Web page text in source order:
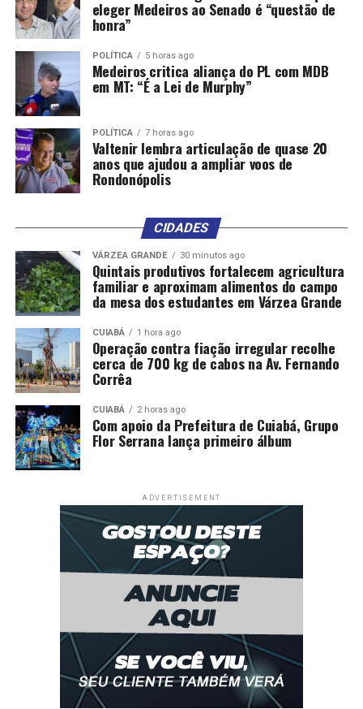
eleger Medeiros ao Senado é “questão de
honra”
POLÍTICA 5 horas ago
Medeiros critica aliança do PL com MDB
em MT: “É a Lei de Murphy”
POLÍTICA 7 horas ago
Valtenir lembra articulação de quase 20
anos que ajudou a ampliar voos de
Rondonópolis
CIDADES
VÁRZEA GRANDE 30 minutos ago
Quintais produtivos fortalecem agricultura
familiar e aproximam alimentos do campo
da mesa dos estudantes em Várzea Grande
CUIABÁ 1 hora ago
Operação contra fiação irregular recolhe
cerca de 700 kg de cabos na Av. Fernando
Corrêa
CUIABÁ 2 horas ago
Com apoio da Prefeitura de Cuiabá, Grupo
Flor Serrana lança primeiro álbum
ADVERTISEMENT